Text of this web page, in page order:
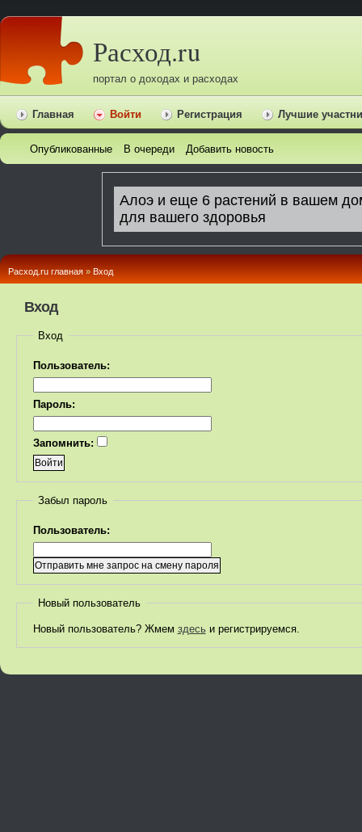
Расход.ru
портал о доходах и расходах
Главная Войти Регистрация Лучшие
Опубликованные В очереди Добавить новость
Расход.ru главная » Вход
Вход
Вход
Пользователь:
Пароль:
Запомнить:
Забыл пароль
Пользователь:
Новый пользователь
Новый пользователь? Жмем здесьи регистрируемся.